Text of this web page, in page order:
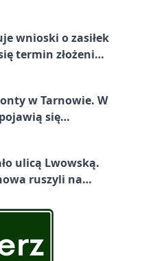
wnioski o zasiłek
termin złożenia
w Tarnowie. W
się
ulicą Lwowską.
ruszyli na